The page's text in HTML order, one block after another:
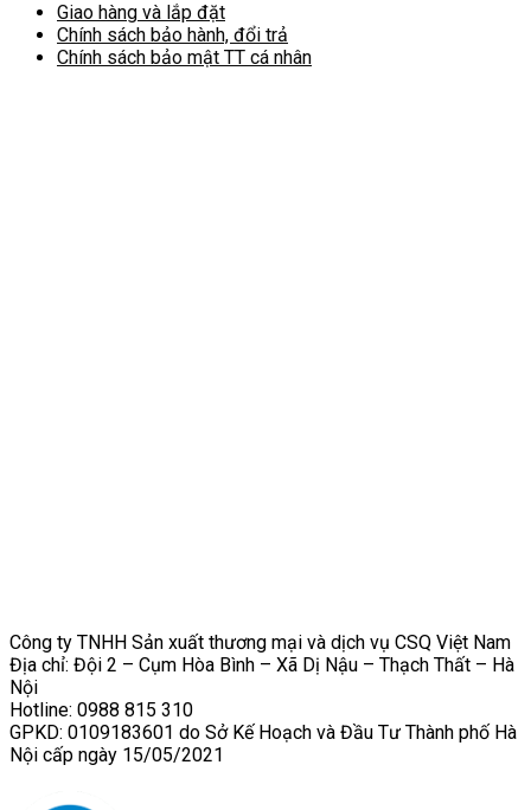
Giao hàng và lắp đặt
Chính sách bảo hành, đổi trả
Chính sách bảo mật TT cá nhân
Công ty TNHH Sản xuất thương mại và dịch vụ CSQ Việt Nam
Địa chỉ: Đội 2 – Cụm Hòa Bình – Xã Dị Nậu – Thạch Thất – Hà
Nội
Hotline: 0988 815 310
GPKD: 0109183601 do Sở Kế Hoạch và Đầu Tư Thành phố Hà
Nội cấp ngày 15/05/2021